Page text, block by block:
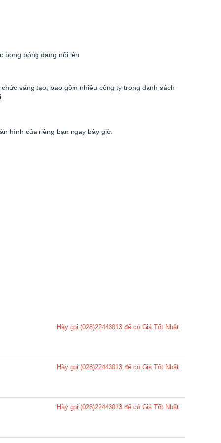
bong bóng đang nổi lên
sáng tạo, bao gồm nhiều công ty trong danh sách
hình của riêng bạn ngay bây giờ.
Hãy gọi (028)22443013 để có Giá Tốt Nhất
Hãy gọi (028)22443013 để có Giá Tốt Nhất
Hãy gọi (028)22443013 để có Giá Tốt Nhất